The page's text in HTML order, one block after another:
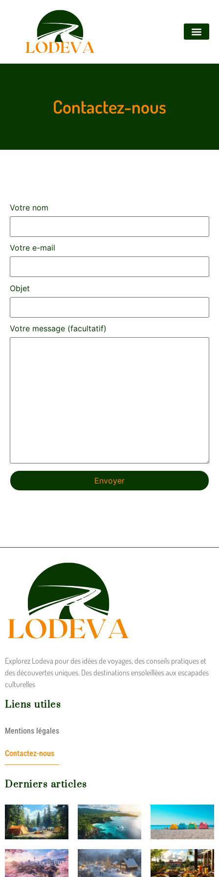
Contactez-nous
Votre nom
Votre e-mail
Objet
Votre message (facultatif)
Explorez Lodeva pour des idées de voyages, des conseils pratiques et
des découvertes uniques. Des destinations ensoleillées aux escapades
culturelles
Liens utiles
Mentions légales
Contactez-nous
Derniers articles